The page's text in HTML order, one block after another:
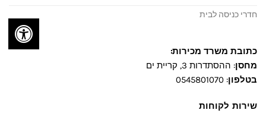
חדרי כניסה לבית
כתובת משרד מכירות:
מחסן: ההסתדרות 3, קריית ים
בטלפון:
0545801070
שירות לקוחות